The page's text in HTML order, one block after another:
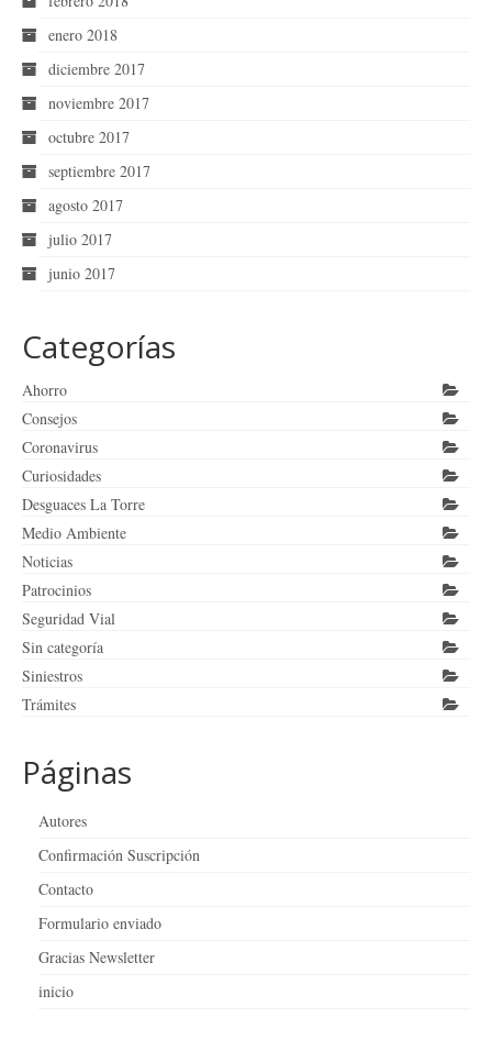
enero 2018
diciembre 2017
noviembre 2017
octubre 2017
septiembre 2017
agosto 2017
julio 2017
junio 2017
Categorías
Ahorro
Consejos
Coronavirus
Curiosidades
Desguaces La Torre
Medio Ambiente
Noticias
Patrocinios
Seguridad Vial
Sin categoría
Siniestros
Trámites
Páginas
Autores
Confirmación Suscripción
Contacto
Formulario enviado
Gracias Newsletter
inicio